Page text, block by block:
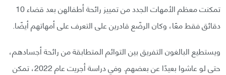
تمكنت معظم الأمهات الجدد من تمييز رائحة أطفالهن بعد قضاء 10
دقائق فقط معًا، وكان الرضّع قادرين على التعرف على أمهاتهم أيضًا.
ويستطيع البالغون التفريق بين التوائم المتطابقة من رائحة أجسادهم،
حتى لو عاشوا بعيدًا عن بعضهم. وفي دراسة أجريت عام 2022، تمكن